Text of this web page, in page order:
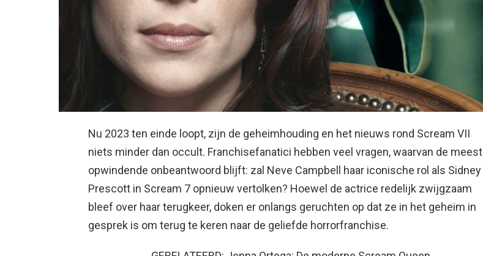
Nu 2023 ten einde loopt, zijn de geheimhouding en het nieuws rond Scream VII
niets minder dan occult. Franchisefanatici hebben veel vragen, waarvan de meest
opwindende onbeantwoord blijft: zal Neve Campbell haar iconische rol als Sidney
Prescott in Scream 7 opnieuw vertolken? Hoewel de actrice redelijk zwijgzaam
bleef over haar terugkeer, doken er onlangs geruchten op dat ze in het geheim in
gesprek is om terug te keren naar de geliefde horrorfranchise.